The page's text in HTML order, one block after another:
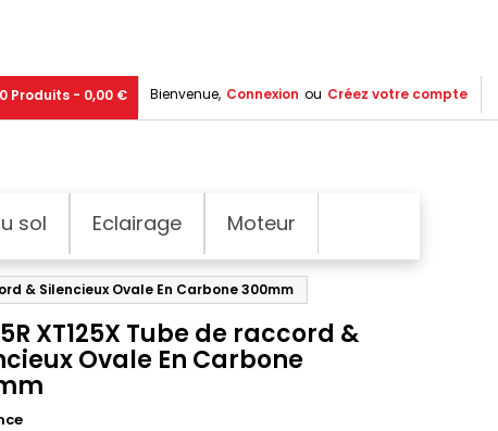
Bienvenue, Connexion ou Créez votre compte
0 Produits - 0,00 €
sol Eclairage Moteur
& Silencieux Ovale En Carbone 300mm
XT125X Tube de raccord &
Ovale En Carbone